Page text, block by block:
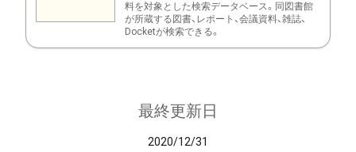
料を対象とした検索データベース。同図書館
が所蔵する図書、レポート、会議資料、雑誌、
Docketが検索できる。
最終更新日
2020/12/31